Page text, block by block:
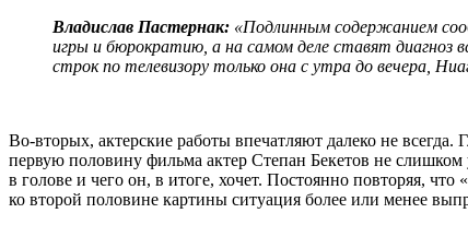
Владислав Пастернак: «Подлинным содержанием
игры и бюрократию, а на самом деле ставят диагноз
строк по телевизору только она с утра до вечера,
Во-вторых, актерские работы впечатляют далеко не
первую половину фильма актер Степан Бекетов не
в голове и чего он, в итоге, хочет. Постоянно повторяя,
ко второй половине картины ситуация более или менее